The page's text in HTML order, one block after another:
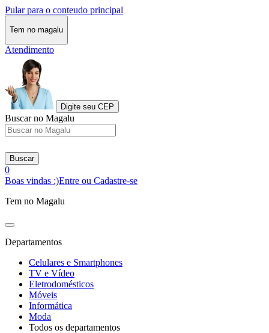
Pular para o conteudo principal
Tem no magalu
Atendimento
Digite seu CEP
Buscar no Magalu
Buscar
0
Boas vindas :)Entre ou Cadastre-se
Tem no Magalu
Departamentos
Celulares e Smartphones
TV e Vídeo
Eletrodomésticos
Móveis
Informática
Moda
Todos os departamentos